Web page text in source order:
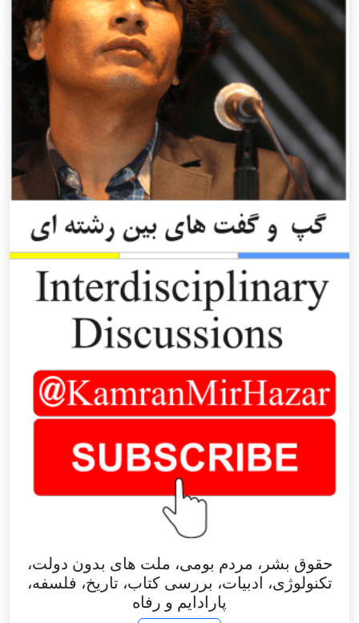
حقوق بشر، مردم بومی، ملت های بدون دولت،
تکنولوژی، ادبیات، بررسی کتاب، تاریخ، فلسفه،
پارادایم و رفاه